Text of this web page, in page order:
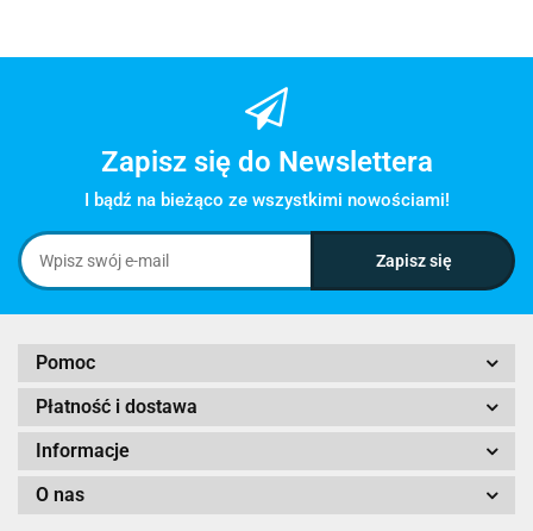
Zapisz się do Newslettera
I bądź na bieżąco ze wszystkimi nowościami!
Pomoc
Płatność i dostawa
Informacje
O nas